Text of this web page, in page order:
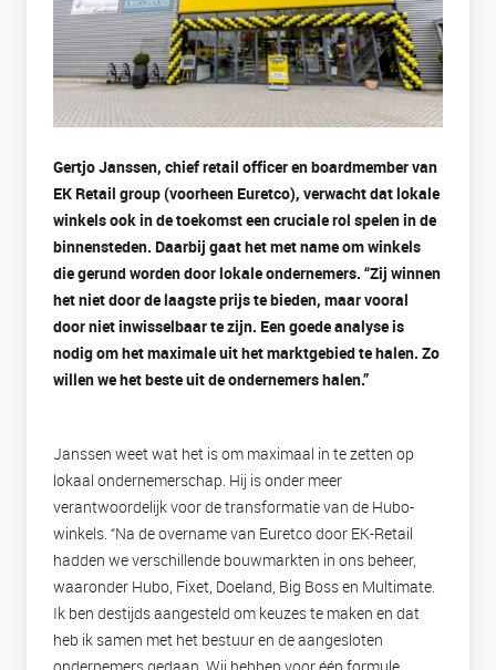
Gertjo Janssen, chief retail officer en boardmember van
EK Retail group (voorheen Euretco), verwacht dat lokale
winkels ook in de toekomst een cruciale rol spelen in de
binnensteden. Daarbij gaat het met name om winkels
die gerund worden door lokale ondernemers. “Zij winnen
het niet door de laagste prijs te bieden, maar vooral
door niet inwisselbaar te zijn. Een goede analyse is
nodig om het maximale uit het marktgebied te halen. Zo
willen we het beste uit de ondernemers halen.”
Janssen weet wat het is om maximaal in te zetten op
lokaal ondernemerschap. Hij is onder meer
verantwoordelijk voor de transformatie van de Hubo-
winkels. “Na de overname van Euretco door EK-Retail
hadden we verschillende bouwmarkten in ons beheer,
waaronder Hubo, Fixet, Doeland, Big Boss en Multimate.
Ik ben destijds aangesteld om keuzes te maken en dat
heb ik samen met het bestuur en de aangesloten